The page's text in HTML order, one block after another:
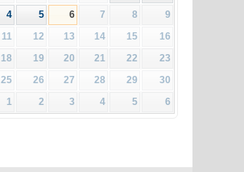
4 5 6 7 8
9
11 12 13 14 15
16
18 19 20 21 22
23
25 26 27 28 29
30
1 2 3 4 5 6